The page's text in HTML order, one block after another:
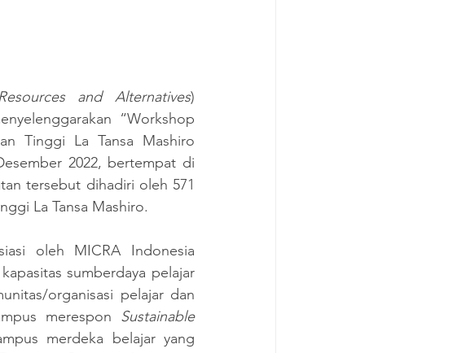
and Alternatives)
“Workshop
Tinggi La Tansa Mashiro
2022, bertempat di
tersebut dihadiri oleh 571
La Tansa Mashiro.
oleh MICRA Indonesia
sumberdaya pelajar
organisasi pelajar dan
merespon Sustainable
merdeka belajar yang